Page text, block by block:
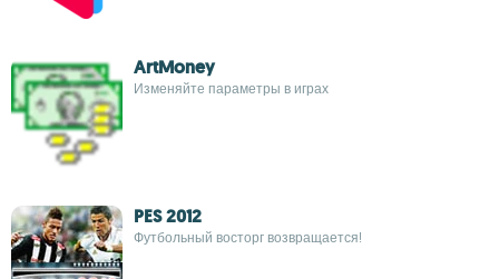
ArtMoney
Изменяйте параметры в играх
PES 2012
Футбольный восторг возвращается!